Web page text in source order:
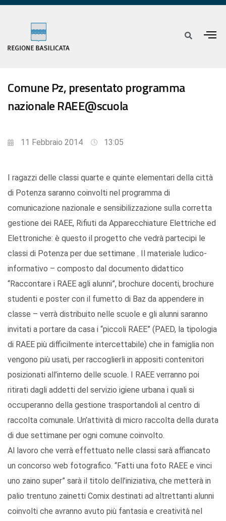
Comune Pz, presentato programma
nazionale RAEE@scuola
11 Febbraio 2014 13:05
I ragazzi delle classi quarte e quinte elementari della città
di Potenza saranno coinvolti nel programma di
comunicazione nazionale e sensibilizzazione sulla corretta
gestione dei RAEE, Rifiuti da Apparecchiature Elettriche ed
Elettroniche: è questo il progetto che vedrà partecipi le
classi di Potenza per due settimane . Il materiale ludico-
informativo – composto dal documento didattico
“Raccontare i RAEE agli alunni”, brochure docenti, brochure
studenti e poster con il fumetto di Baz da appendere in
classe – verrà distribuito nelle scuole e gli alunni saranno
invitati a portare da casa i “piccoli RAEE” (PAED, la tipologia
di RAEE più difficilmente intercettabile) che in famiglia non
vengono più usati, per raccoglierli in appositi contenitori
posizionati all’interno delle scuole. I RAEE verranno poi
ritirati dagli addetti del servizio igiene urbana i quali si
occuperanno della gestione trasportandoli al centro di
raccolta comunale. Un’attività di micro raccolta della durata
di due settimane per ogni comune coinvolto.
Al lavoro che verrà effettuato nelle classi sarà affiancato
un concorso web fotografico. “Fatti una foto RAEE e vinci
uno zaino super” sarà il titolo dell’iniziativa, che metterà in
palio trentuno zainetti Comix destinati ad altrettanti alunni
coinvolti che avranno avuto più fantasia e creatività nel